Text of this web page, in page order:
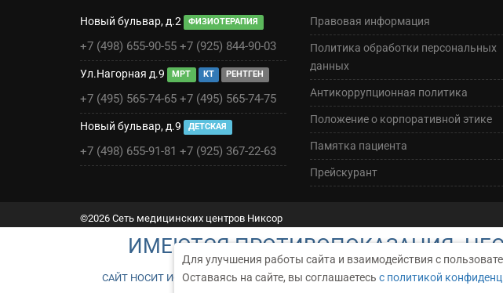
Для улучшения работы сайта и взаимодействия с
Оставаясь на сайте, вы соглашаетесь с политикой
Новый бульвар, д.2 ФИЗИОТЕРАПИЯ
+7 (498) 655-90-55 +7 (925) 844-90-03
Ул.Нагорная д.9 МРТ КТ РЕНТГЕН
+7 (495) 565-74-65 +7 (495) 565-74-75
Новый бульвар, д.9 ДЕТСКАЯ
+7 (498) 655-91-81 +7 (925) 367-22-63
Правовая информация
Политика обработки персональных
данных
Антикоррупционная политика
Положение о корпоративной этике
Памятка пациента
Прейскурант
©2026 Сеть медицинских центров Никсор
ИМЕЮТСЯ ПРОТИВОПОКАЗАНИЯ.
САЙТ НОСИТ ИСКЛЮЧИТЕЛЬНО ИНФОРМАЦИОННЫЙ ХАРАКТЕР И НИ ПРИ КАКИХ